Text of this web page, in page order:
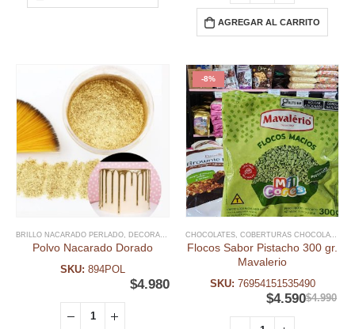
AGREGAR AL CARRITO
BRILLO NACARADO PERLADO DECORACIÓN COMESTIBLE ,FECHAS ESPECIALES,NAVIDAD
Polvo Nacarado Dorado
SKU: 894POL
$4.980
-8%
CHOCOLATES COBERTURAS CHOCOLATE
Flocos Sabor Pistacho 300 gr.
Mavalerio
SKU: 76954151535490
$4.990
$4.590